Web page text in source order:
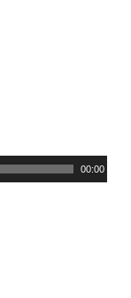
00:00